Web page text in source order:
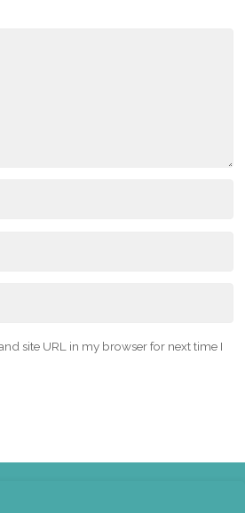
site URL in my browser for next time I